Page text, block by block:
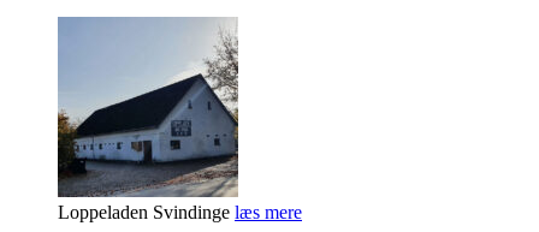
Loppeladen Svindinge læs mere